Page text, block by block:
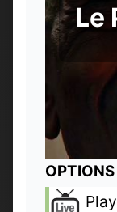
Le
OPTIONS